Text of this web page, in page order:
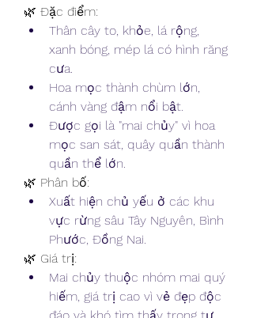
🌿 Đặc điểm:
Thân cây to, khỏe, lá rộng,
xanh bóng, mép lá có hình răng
cưa.
Hoa mọc thành chùm lớn,
cánh vàng đậm nổi bật.
Được gọi là "mai chủy" vì hoa
mọc san sát, quây quần thành
quần thể lớn.
🌿 Phân bố:
Xuất hiện chủ yếu ở các khu
vực rừng sâu Tây Nguyên, Bình
Phước, Đồng Nai.
🌿 Giá trị:
Mai chủy thuộc nhóm mai quý
hiếm, giá trị cao vì vẻ đẹp độc